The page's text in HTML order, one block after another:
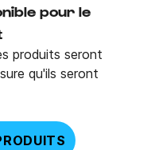
pour le
produits seront
qu'ils seront